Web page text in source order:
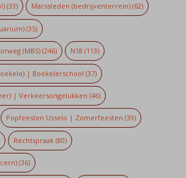
(33) Marssteden (bedrijventerrein) (62)
(35)
(MBS)(246) N18 (113)
| Boekelerschool (37)
| Verkeersongelukken (46)
Popfeesten Usselo | Zomerfeesten (39)
Rechtspraak (80)
(36)